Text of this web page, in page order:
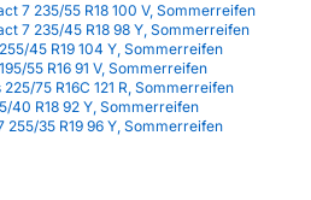
7 235/55 R18 100 V, Sommerreifen
7 235/45 R18 98 Y, Sommerreifen
45 R19 104 Y, Sommerreifen
55 R16 91 V, Sommerreifen
75 R16C 121 R, Sommerreifen
40 R18 92 Y, Sommerreifen
35 R19 96 Y, Sommerreifen